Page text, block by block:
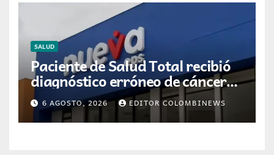
SALUD
Paciente de Salud Total recibió
diagnóstico erróneo de cáncer
por resultados de otra persona
6 AGOSTO, 2026 EDITOR COLOMBINEWS